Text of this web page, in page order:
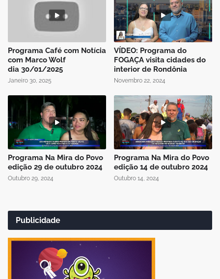
Programa Café com Notícia
com Marco Wolf
dia 30/01/2025
Janeiro 30, 2025
VÍDEO: Programa do
FOGAÇA visita cidades do
interior de Rondônia
Novembro 22, 2024
Programa Na Mira do Povo
edição 29 de outubro 2024
Outubro 29, 2024
Programa Na Mira do Povo
edição 14 de outubro 2024
Outubro 14, 2024
Publicidade